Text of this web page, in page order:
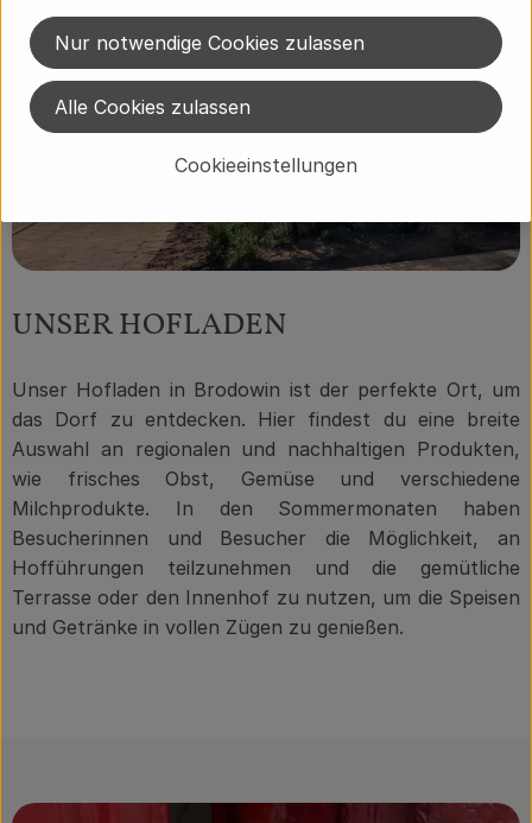
UNSER HOFLADEN
Unser Hofladen in Brodowin ist der perfekte Ort, um
das Dorf zu entdecken. Hier findest du eine breite
Auswahl an regionalen und nachhaltigen Produkten,
wie frisches Obst, Gemüse und verschiedene
Milchprodukte. In den Sommermonaten haben
Besucherinnen und Besucher die Möglichkeit, an
Hofführungen teilzunehmen und die gemütliche
Terrasse oder den Innenhof zu nutzen, um die Speisen
und Getränke in vollen Zügen zu genießen.
Cookieeinstellungen
Nur notwendige Cookies zulassen
Alle Cookies zulassen